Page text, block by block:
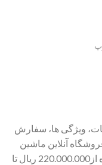
ویژگی ها، سفارش
آنلاین ماشین
های اداری کپی ایران. شروع قیمت دستگاه از220.000.000 ریال تا